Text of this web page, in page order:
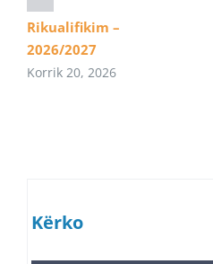
Rikualifikim –
2026/2027
Korrik 20, 2026
Kërko